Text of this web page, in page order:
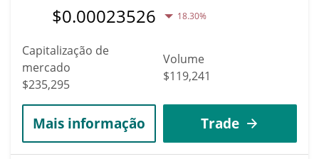
$0.00023526 18.30%
Capitalização de
mercado
$235,295
Volume
$119,241
Mais informação Trade